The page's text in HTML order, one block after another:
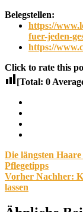
Belegstellen:
https://
fuer-jeden-
https://
Click to rate this
[Total: 0
Vorheriger
Beitrag:
Die längsten
Pflegetipps
Nächster
Beitrag:
Vorher Nachher:
lassen